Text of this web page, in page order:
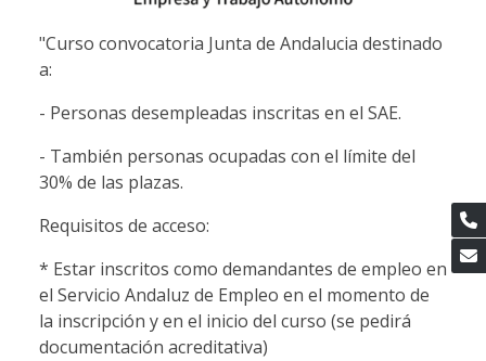
"Curso convocatoria Junta de Andalucia destinado
a:
- Personas desempleadas inscritas en el SAE.
- También personas ocupadas con el límite del
30% de las plazas.
Requisitos de acceso:
* Estar inscritos como demandantes de empleo en
el Servicio Andaluz de Empleo en el momento de
la inscripción y en el inicio del curso (se pedirá
documentación acreditativa)